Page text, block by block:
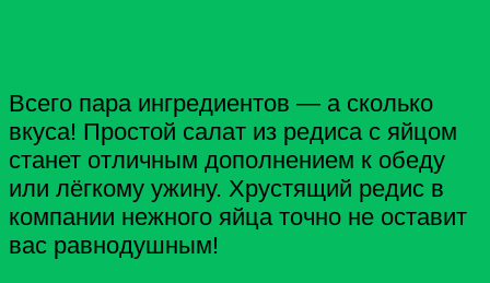
Всего пара ингредиентов — а сколько
вкуса! Простой салат из редиса с яйцом
станет отличным дополнением к обеду
или лёгкому ужину. Хрустящий редис в
компании нежного яйца точно не оставит
вас равнодушным!